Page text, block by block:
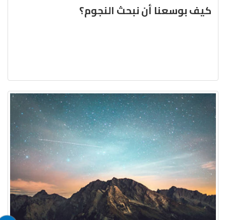
كيف بوسعنا أن نبحث النجوم؟